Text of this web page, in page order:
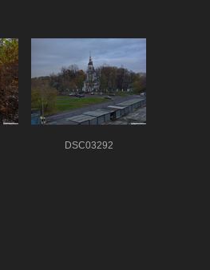
DSC03292